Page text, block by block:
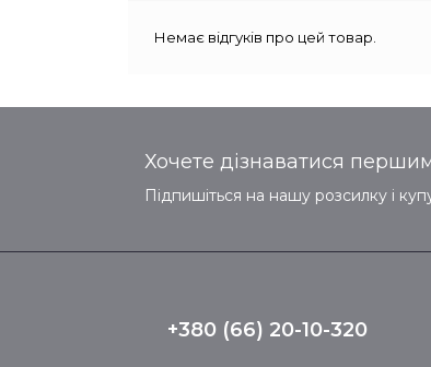
Немає відгуків про цей товар.
Хочете дізнаватися
Підпишіться на нашу розсилку і
+380 (66) 20-10-320